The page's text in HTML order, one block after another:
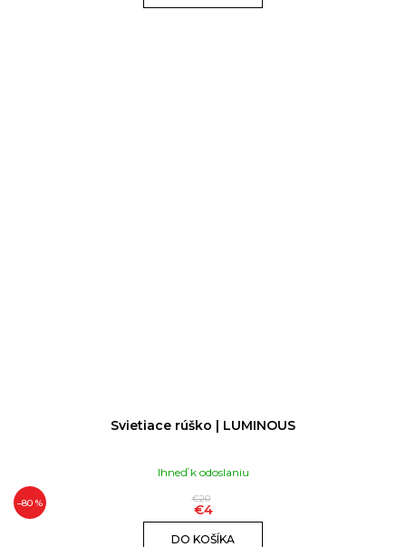
–80 %
Svietiace rúško | LUMINOUS
Ihneď k odoslaniu
€20
€4
DO KOŠÍKA